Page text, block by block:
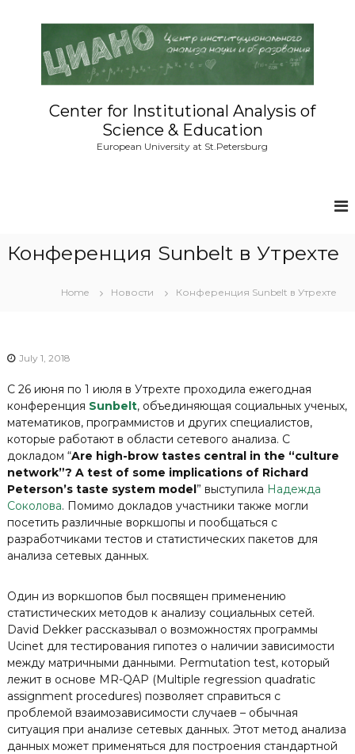
Center for Institutional Analysis of
Science & Education
European University at St.Petersburg
Конференция Sunbelt в Утрехте
Home Новости Конференция Sunbelt в Утрехте
July 1, 2018
С 26 июня по 1 июля в Утрехте проходила ежегодная
конференция Sunbelt, объединяющая социальных ученых,
математиков, программистов и других специалистов,
которые работают в области сетевого анализа. С
докладом “Are high-brow tastes central in the “culture
network”? A test of some implications of Richard
Peterson’s taste system model” выступила Надежда
Соколова. Помимо докладов участники также могли
посетить различные воркшопы и пообщаться с
разработчиками тестов и статистических пакетов для
анализа сетевых данных.
Один из воркшопов был посвящен применению
статистических методов к анализу социальных сетей.
David Dekker рассказывал о возможностях программы
Ucinet для тестирования гипотез о наличии зависимости
между матричными данными. Permutation test, который
лежит в основе MR-QAP (Multiple regression quadratic
assignment procedures) позволяет справиться с
проблемой взаимозависимости случаев – обычная
ситуация при анализе сетевых данных. Этот метод анализа
данных может применяться для построения стандартной